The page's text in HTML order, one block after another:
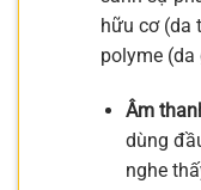
hữu cơ (da
polyme (da
Âm
dùng
nghe